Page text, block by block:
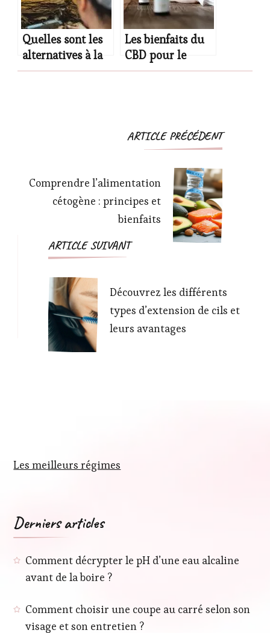
Quelles sont les
alternatives à la
tubeuse de
Les bienfaits du
CBD pour le
bien-être : de
Navigation
ARTICLE PRÉCÉDENT
Comprendre l’alimentation
cétogène : principes et
bienfaits
ARTICLE SUIVANT
Découvrez les différents
types d’extension de cils et
leurs avantages
Les meilleurs régimes
Derniers articles
Comment décrypter le pH d’une eau alcaline
avant de la boire ?
Comment choisir une coupe au carré selon son
visage et son entretien ?